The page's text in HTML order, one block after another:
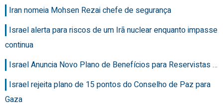
Iran nomeia Mohsen Rezai chefe de segurança
Israel alerta para riscos de um Irã nuclear enquanto impasse
continua
Israel Anuncia Novo Plano de Benefícios para Reservistas …
Israel rejeita plano de 15 pontos do Conselho de Paz para
Gaza